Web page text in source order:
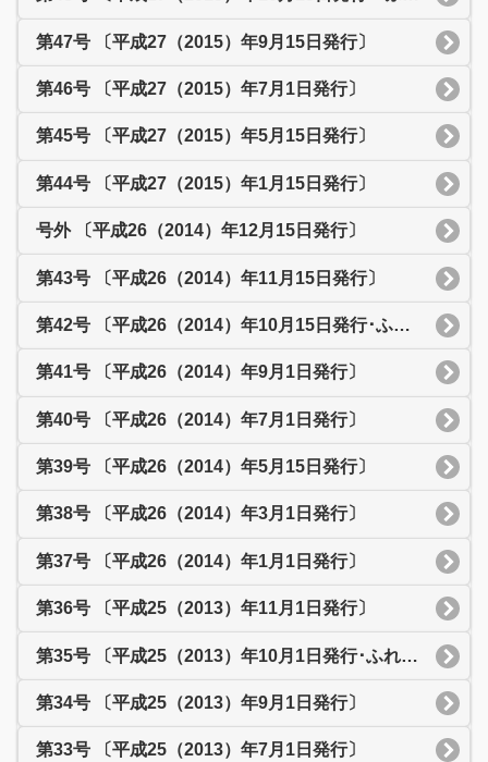
第47号 〔平成27（2015）年9月15日発行〕
第46号 〔平成27（2015）年7月1日発行〕
第45号 〔平成27（2015）年5月15日発行〕
第44号 〔平成27（2015）年1月15日発行〕
号外 〔平成26（2014）年12月15日発行〕
第43号 〔平成26（2014）年11月15日発行〕
第42号 〔平成26（2014）年10月15日発行･ふれあいまつり特集号〕
第41号 〔平成26（2014）年9月1日発行〕
第40号 〔平成26（2014）年7月1日発行〕
第39号 〔平成26（2014）年5月15日発行〕
第38号 〔平成26（2014）年3月1日発行〕
第37号 〔平成26（2014）年1月1日発行〕
第36号 〔平成25（2013）年11月1日発行〕
第35号 〔平成25（2013）年10月1日発行･ふれあいまつり特集号〕
第34号 〔平成25（2013）年9月1日発行〕
第33号 〔平成25（2013）年7月1日発行〕